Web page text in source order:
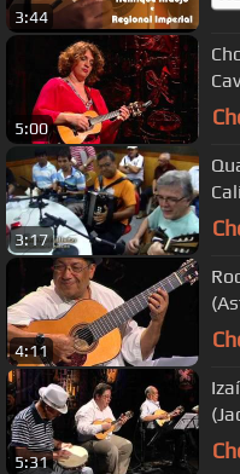
3:44
5:00
3:17
4:11
5:31